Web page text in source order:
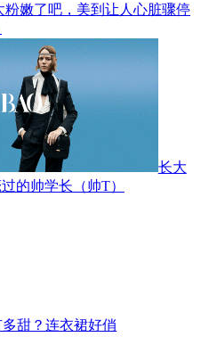
粉嫩了吧，美到让人心脏骤停
长大
的帅学长（帅T）
甜？连衣裙好俏